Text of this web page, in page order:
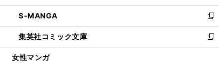
開
く
ウ
で
開
く
ン
ド
ウ
で
開
ウ
ィ
ン
ド
ウ
し
い
ウ
ィ
ン
S-MANGA
新
し
い
ウ
集英社コミック文庫
新
し
女性マンガ